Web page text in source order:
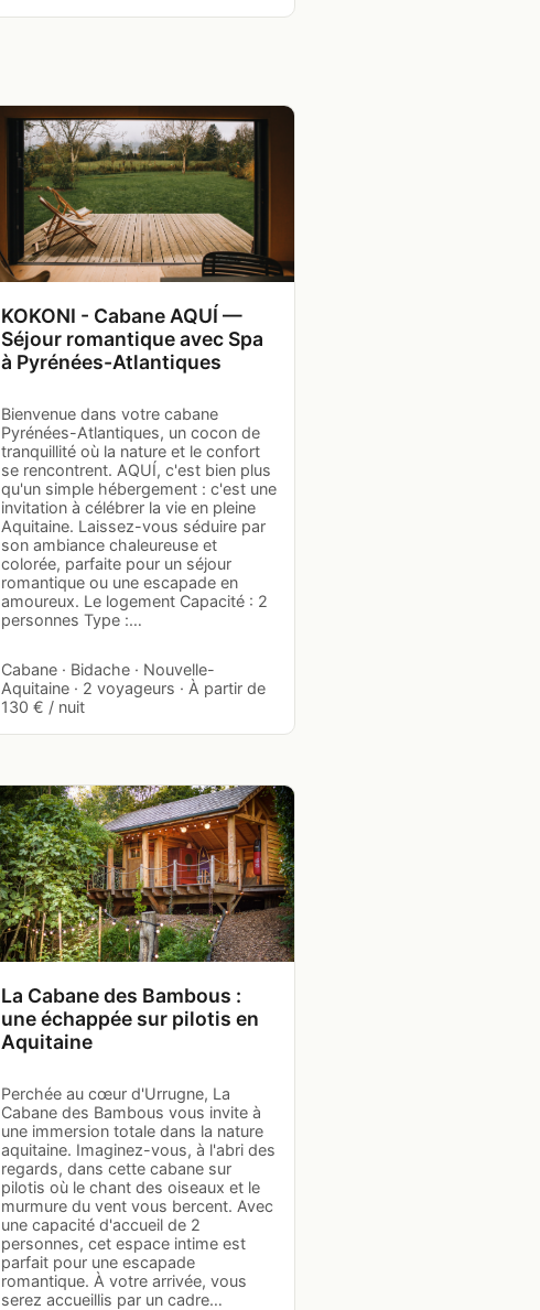
KOKONI - Cabane AQUÍ —
Séjour romantique avec Spa
à Pyrénées-Atlantiques
Bienvenue dans votre cabane
Pyrénées-Atlantiques, un cocon de
tranquillité où la nature et le confort
se rencontrent. AQUÍ, c'est bien plus
qu'un simple hébergement : c'est une
invitation à célébrer la vie en pleine
Aquitaine. Laissez-vous séduire par
son ambiance chaleureuse et
colorée, parfaite pour un séjour
romantique ou une escapade en
amoureux. Le logement Capacité : 2
personnes Type :…
Cabane · Bidache · Nouvelle-
Aquitaine · 2 voyageurs · À partir de
130 € / nuit
La Cabane des Bambous :
une échappée sur pilotis en
Aquitaine
Perchée au cœur d'Urrugne, La
Cabane des Bambous vous invite à
une immersion totale dans la nature
aquitaine. Imaginez-vous, à l'abri des
regards, dans cette cabane sur
pilotis où le chant des oiseaux et le
murmure du vent vous bercent. Avec
une capacité d'accueil de 2
personnes, cet espace intime est
parfait pour une escapade
romantique. À votre arrivée, vous
serez accueillis par un cadre…